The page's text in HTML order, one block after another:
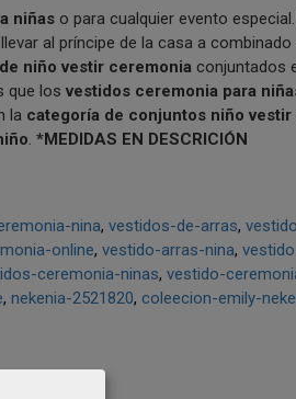
niñas o para cualquier evento
al príncipe de la casa a combinado
niño vestir ceremoniaconjuntados
que los vestidos ceremonia para
la categoría de conjuntos niño vestir
. *MEDIDAS EN DESCRICIÓN
nina vestidos-de-arras
online vestido-arras-nina
ceremonia-ninas vestido-
nekenia-2521820 coleecion-emily-